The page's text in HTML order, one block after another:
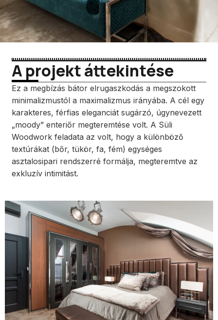
A projekt áttekintése
Ez a megbízás bátor elrugaszkodás a megszokott
minimalizmustól a maximalizmus irányába. A cél egy
karakteres, férfias eleganciát sugárzó, úgynevezett
„moody” enteriőr megteremtése volt. A Süli
Woodwork feladata az volt, hogy a különböző
textúrákat (bőr, tükör, fa, fém) egységes
asztalosipari rendszerré formálja, megteremtve az
exkluzív intimitást.